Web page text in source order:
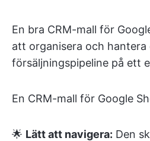
En bra CRM-mall för
att organisera och hantera
försäljningspipeline på ett
En CRM-mall för Google
🌟 Lätt att navigera: Den